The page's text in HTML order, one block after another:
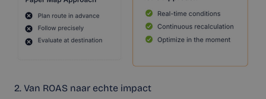
2. Van ROAS naar echte impact